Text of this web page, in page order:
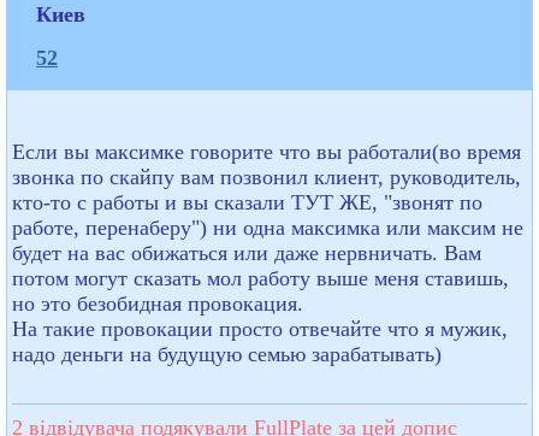
Киев
52
Если вы максимке говорите что вы работали(во время
звонка по скайпу вам позвонил клиент, руководитель,
кто-то с работы и вы сказали ТУТ ЖЕ, "звонят по
работе, перенаберу") ни одна максимка или максим не
будет на вас обижаться или даже нервничать. Вам
потом могут сказать мол работу выше меня ставишь,
но это безобидная провокация.
На такие провокации просто отвечайте что я мужик,
надо деньги на будущую семью зарабатывать)
2 відвідувача подякували FullPlate за цей допис